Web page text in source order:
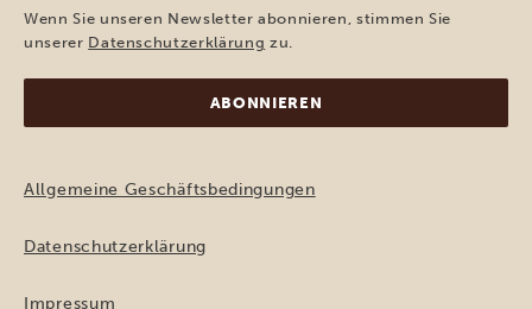
Adresse
(erforderlich)
Wenn Sie unseren Newsletter abonnieren, stimmen Sie
unserer Datenschutzerklärung zu.
Allgemeine Geschäftsbedingungen
Datenschutzerklärung
Impressum